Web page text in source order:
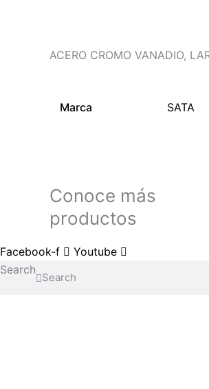
ACERO CROMO VANADIO,
Marca SATA
Conoce más
productos
Facebook-f
Youtube
Search
Search